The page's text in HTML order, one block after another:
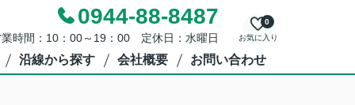
0944-88-8487
時間：10：00～19：00 定休日：水曜日 お気に入り
0
沿線から探す 会社概要 お問い合わせ